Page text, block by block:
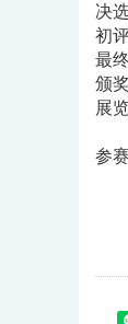
决
初
最
颁
展
参